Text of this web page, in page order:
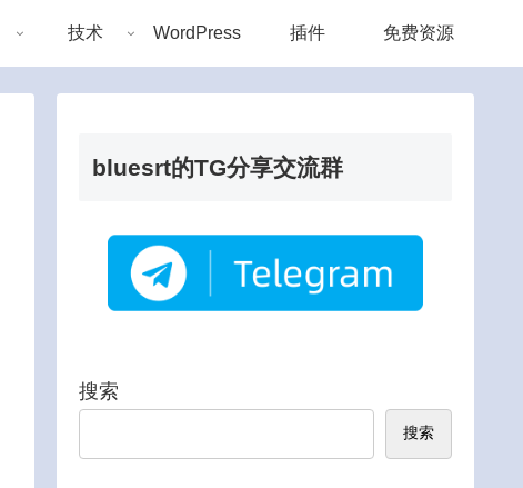
技术 WordPress 插件 免费资源
bluesrt的TG分享交流群
搜索
搜索